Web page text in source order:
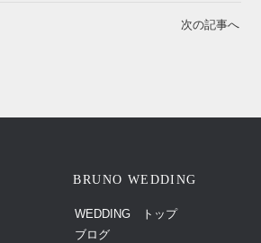
次の記事へ
BRUNO WEDDING
WEDDING トップ
ブログ